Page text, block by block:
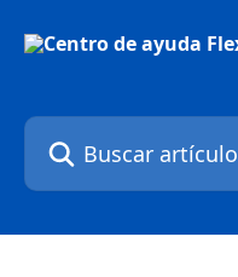
Buscar artículos...